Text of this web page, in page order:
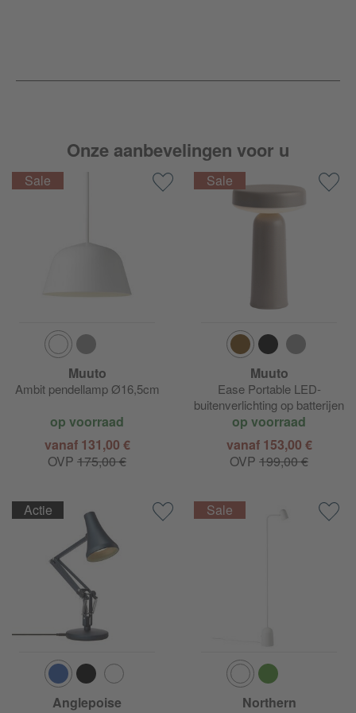
Onze aanbevelingen voor u
Muuto
Ambit pendellamp Ø16,5cm
op voorraad
vanaf 131,00 €
OVP 175,00 €
Muuto
Ease Portable LED-
buitenverlichting op batterijen
op voorraad
vanaf 153,00 €
OVP 199,00 €
Actie
Anglepoise Northern